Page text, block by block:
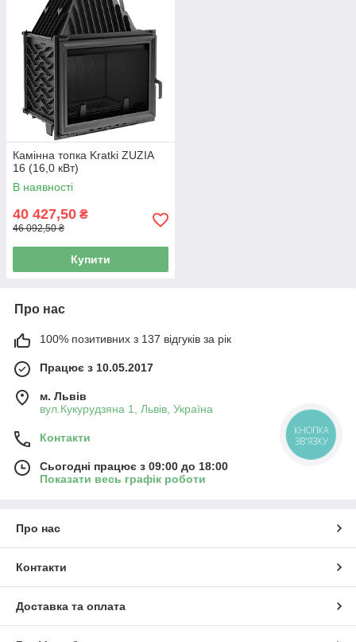
Камінна топка Kratki ZUZIA
16 (16,0 кВт)
В наявності
40 427,50 ₴
46 092,50 ₴
Купити
Про нас
100% позитивних з 137 відгуків за рік
Працює з 10.05.2017
м. Львів
вул.Кукурудзяна 1, Львів, Україна
Контакти
Сьогодні працює з 09:00 до 18:00
Показати весь графік роботи
Про нас
Контакти
Доставка та оплата
КНОПКА
ЗВ'ЯЗКУ